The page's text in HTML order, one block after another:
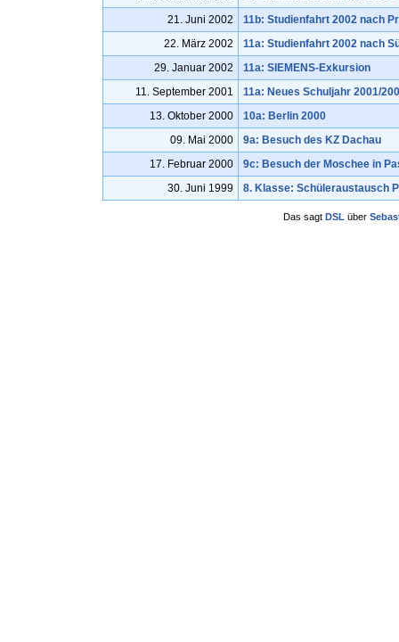
21. Juni 2002
11b: Studienfahrt 2002 nach
22. März 2002
11a: Studienfahrt 2002 nach
29. Januar 2002
11a: SIEMENS-Exkursion
11. September 2001
11a: Neues Schuljahr 2001/
13. Oktober 2000
10a: Berlin 2000
09. Mai 2000
9a: Besuch des KZ Dachau
17. Februar 2000
9c: Besuch der Moschee in
30. Juni 1999
8. Klasse: Schüleraustausch
Das sagt DSL über